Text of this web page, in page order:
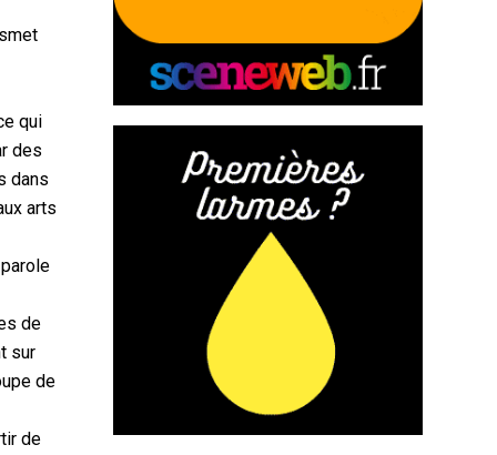
qui
des
dans
arts
de
sur
de
de